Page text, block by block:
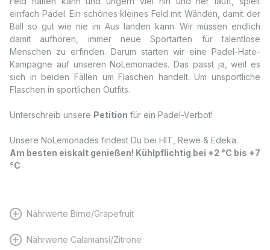
einfach Padel. Ein schönes kleines Feld mit Wänden, damit der
Ball so gut wie nie im Aus landen kann. Wir müssen endlich
damit aufhören, immer neue Sportarten für talentlose
Menschen zu erfinden. Darum starten wir eine Padel-Hate-
Kampagne auf unseren NoLemonades. Das passt ja, weil es
sich in beiden Fällen um Flaschen handelt. Um unsportliche
Flaschen in sportlichen Outfits.
Unterschreib unsere Petition für ein Padel-Verbot!
Unsere NoLemonades findest Du bei HIT , Rewe & Edeka.
Am besten eiskalt genießen! Kühlpflichtig bei +2 °C bis +7
°C
Nährwerte Birne/Grapefruit
Nährwerte Calamansi/Zitrone